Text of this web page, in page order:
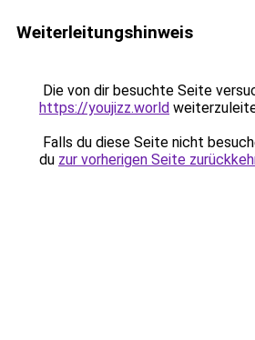
Weiterleitungshinweis
Die von dir besuchte Seite
https://youjizz.world
Falls du diese Seite nicht
du zur vorherigen Seite